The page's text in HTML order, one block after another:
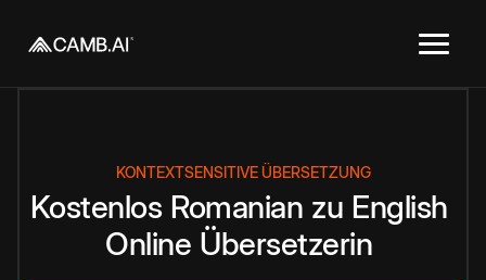
KONTEXTSENSITIVE ÜBERSETZUNG
Kostenlos Romanian zu English
Online Übersetzerin